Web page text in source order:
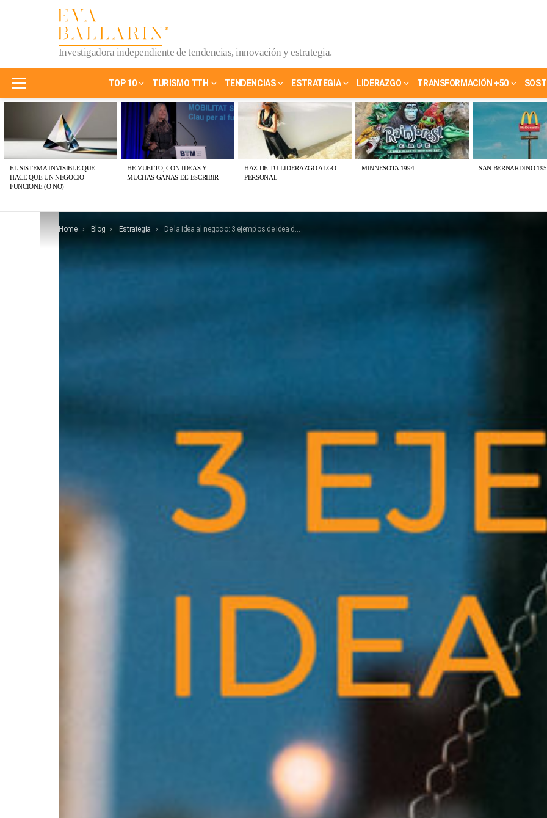
Investigadora independiente de tendencias, innovación y estrategia.
TOP 10 TURISMO TTH TENDENCIAS ESTRATEGIA LIDERAZGO TRANSFORMACIÓN +50
PUBLICACIONES
EL SISTEMA INVISIBLE QUE
HACE QUE UN NEGOCIO
FUNCIONE (O NO)
HE VUELTO, CON IDEAS Y
MUCHAS GANAS DE ESCRIBIR
HAZ DE TU LIDERAZGO ALGO
PERSONAL
MINNESOTA 1994 SAN BERNARDINO
You are here:
Home Blog Estrategia De la idea al negocio: 3 ejemplos de idea de negocio